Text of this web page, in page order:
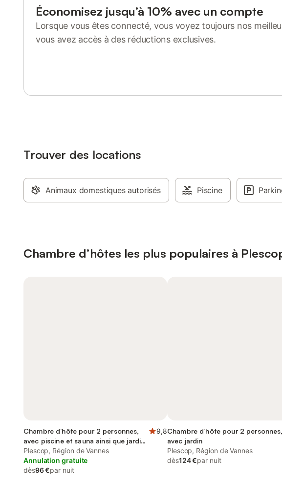
Économisez jusqu’à 10% avec un compte
Lorsque vous êtes connecté, vous voyez toujours nos
vous avez accès à des réductions exclusives.
Trouver des locations
Animaux domestiques autorisés Piscine
Chambre d’hôtes les plus populaires à
Chambre d’hôte pour 2 personnes,
avec piscine et sauna ainsi que jardin
et vue, adapté aux familles
9,8
Plescop, Région de Vannes
Annulation gratuite
dès96 €par nuit
Chambre d’hôte pour 2 personnes,
avec jardin
Plescop, Région de Vannes
dès124 €par nuit